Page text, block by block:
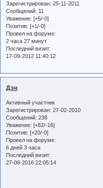
Зарегистрирован: 25-11-2011
Сообщений: 11
Уважение: [+5/-0]
Позитив: [+1/-0]
Провел на форуме:
2 часа 27 минут
Последний визит:
17-09-2012 11:40:12
Дэн
Активный участник
Зарегистрирован: 27-02-2010
Сообщений: 238
Уважение: [+82/-16]
Позитив: [+20/-0]
Провел на форуме:
6 дней 3 часа
Последний визит:
27-08-2016 22:05:14